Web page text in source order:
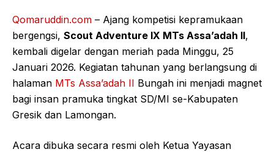
Qomaruddin.com – Ajang kompetisi kepramukaan
bergengsi, Scout Adventure IX MTs Assa’adah II,
kembali digelar dengan meriah pada Minggu, 25
Januari 2026. Kegiatan tahunan yang berlangsung di
halaman MTs Assa’adah II Bungah ini menjadi magnet
bagi insan pramuka tingkat SD/MI se-Kabupaten
Gresik dan Lamongan.
Acara dibuka secara resmi oleh Ketua Yayasan